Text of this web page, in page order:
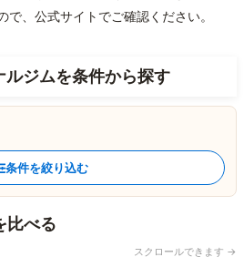
、公式サイトでご確認ください。
ジムを条件から探す
条件を絞り込む
比べる
スクロールできます →